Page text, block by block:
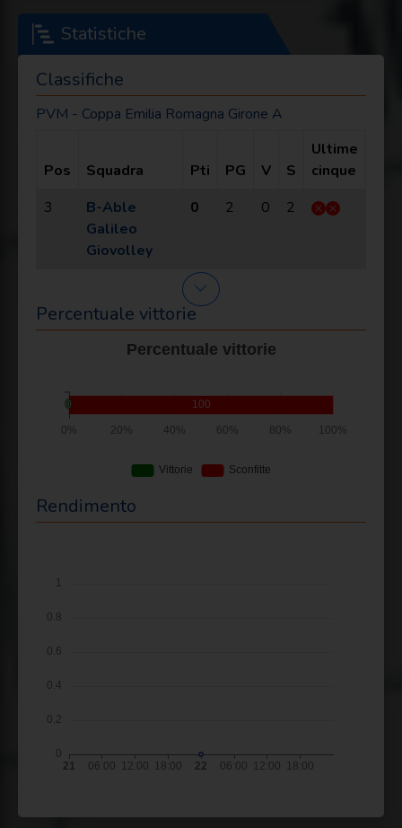
Statistiche
Classifiche
PVM - Coppa Emilia Romagna Girone A
Pos Squadra Pti PG V S
Ultime
cinque
3
B-Able
Galileo
Giovolley
0 2 0 2
Percentuale vittorie
Rendimento